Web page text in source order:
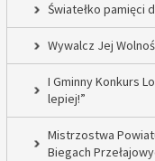
Światełko pamięci
Wywalcz Jej
I Gminny Konkurs
lepiej!”
Mistrzostwa
Biegach